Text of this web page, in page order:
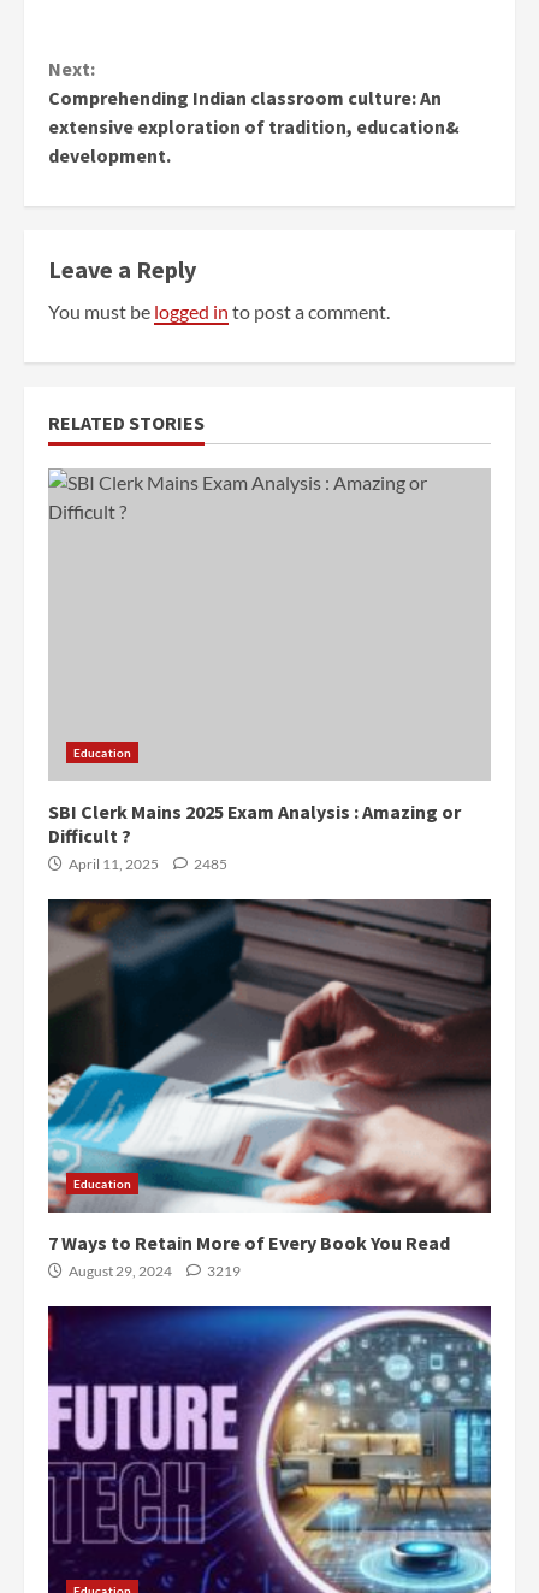
Continue
Reading
Next:
Comprehending Indian classroom culture: An
extensive exploration of tradition, education&
development.
Leave a Reply
You must be logged in to post a comment.
RELATED STORIES
Education
SBI Clerk Mains 2025 Exam Analysis : Amazing or
Difficult ?
April 11, 2025 2485
Education
7 Ways to Retain More of Every Book You Read
August 29, 2024 3219